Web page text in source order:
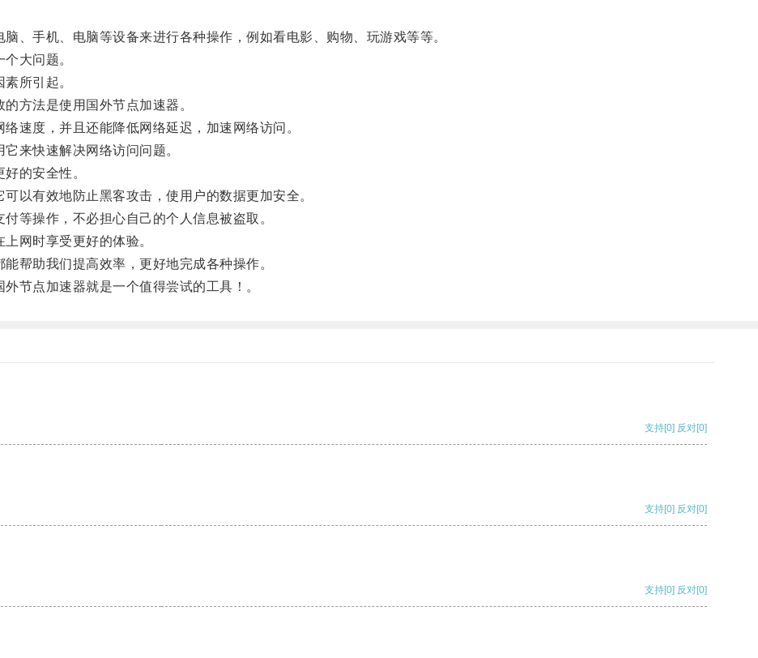
手机、电脑等设备来进行各种操作，例如看电影、购物、玩游戏等等。
大问题。
所引起。
方法是使用国外节点加速器。
度，并且还能降低网络延迟，加速网络访问。
来快速解决网络访问问题。
的安全性。
有效地防止黑客攻击，使用户的数据更加安全。
操作，不必担心自己的个人信息被盗取。
网时享受更好的体验。
助我们提高效率，更好地完成各种操作。
点加速器就是一个值得尝试的工具！。
支持[0] 反对[0]
支持[0] 反对[0]
支持[0] 反对[0]